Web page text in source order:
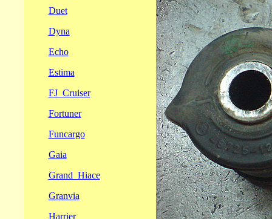
Duet
Dyna
Echo
Estima
FJ_Cruiser
Fortuner
Funcargo
Gaia
Grand_Hiace
Granvia
Harrier